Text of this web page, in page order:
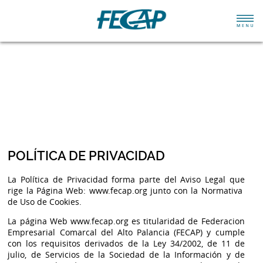
POLÍTICA DE PRIVACIDAD
La Política de Privacidad forma parte del Aviso Legal que
rige la Página Web: www.fecap.org junto con la Normativa
de Uso de Cookies.
La página Web www.fecap.org es titularidad de Federacion
Empresarial Comarcal del Alto Palancia (FECAP) y cumple
con los requisitos derivados de la Ley 34/2002, de 11 de
julio, de Servicios de la Sociedad de la Información y de